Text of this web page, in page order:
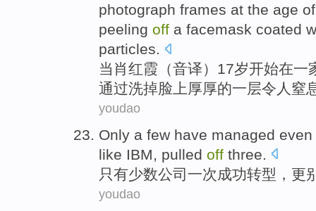
photograph frames at the age of
peeling off a facemask coated
particles.
当 肖红霞（音译） 17岁开始在一
通过洗掉脸上厚厚的一层令人窒
youdao
Only a few have managed even
like IBM , pulled off three
只有少数公司一次成功转型 ， 更
youdao